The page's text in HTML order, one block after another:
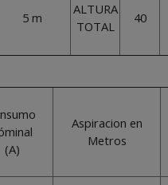
5 m
ALTURA
TOTAL
40
(A)
Aspiracion en
Metros